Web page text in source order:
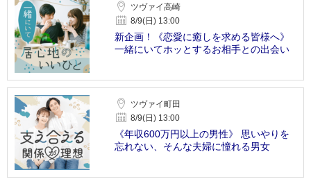
ツヴァイ高崎
8/9(日) 13:00
新企画！《恋愛に癒しを求める皆様へ》
一緒にいてホッとするお相手との出会い
ツヴァイ町田
8/9(日) 13:00
《年収600万円以上の男性》 思いやりを
忘れない、そんな夫婦に憧れる男女